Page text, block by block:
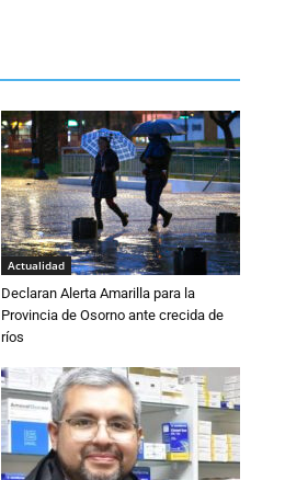
Actualidad
Declaran Alerta Amarilla para la
Provincia de Osorno ante crecida de
ríos